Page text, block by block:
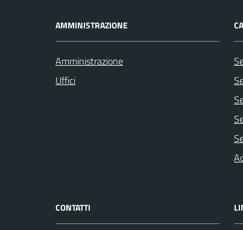
AMMINISTRAZIONE
Amministrazione
Uffici
CONTATTI